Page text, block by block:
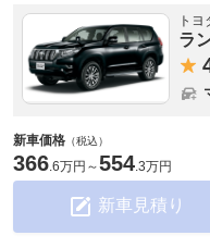
トヨ
ラ
新車価格 （税込）
366 6万円 ～554 3万円
新車見積り